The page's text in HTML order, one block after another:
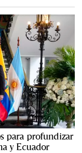
para profundizar
y Ecuador